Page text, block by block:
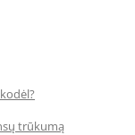
trūkumą